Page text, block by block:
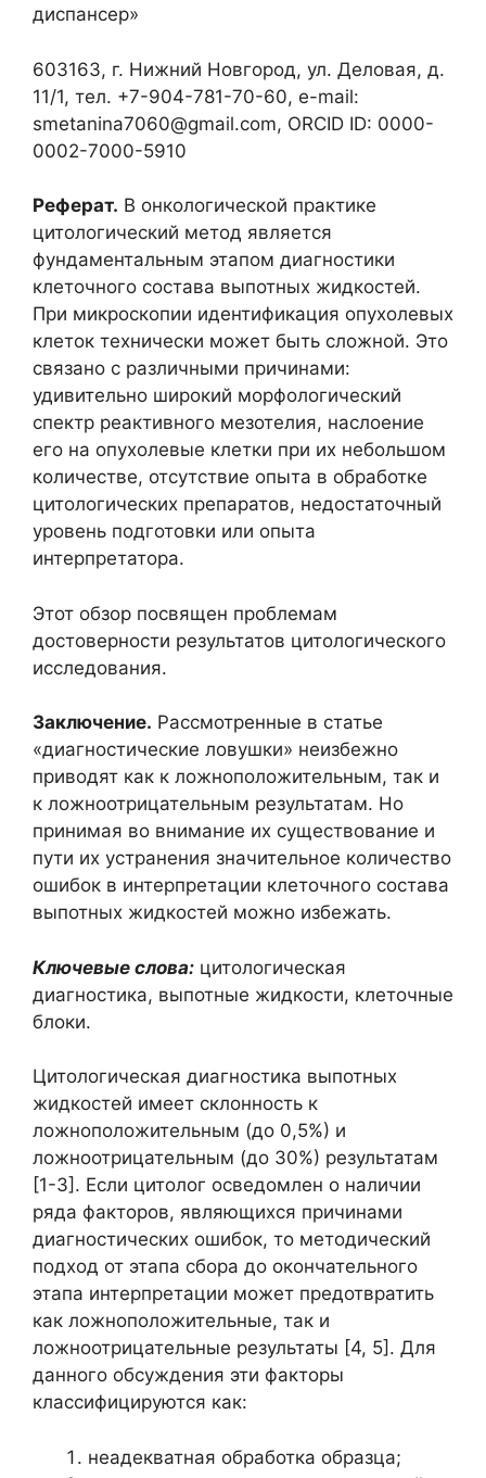
диспансер»
603163, г. Нижний Новгород, ул. Деловая, д.
11/1, тел. +7-904-781-70-60, e-mail:
smetanina7060@gmail.com, ORCID ID: 0000-
0002-7000-5910
Реферат. В онкологической практике
цитологический метод является
фундаментальным этапом диагностики
клеточного состава выпотных жидкостей.
При микроскопии идентификация опухолевых
клеток технически может быть сложной. Это
связано с различными причинами:
удивительно широкий морфологический
спектр реактивного мезотелия, наслоение
его на опухолевые клетки при их небольшом
количестве, отсутствие опыта в обработке
цитологических препаратов, недостаточный
уровень подготовки или опыта
интерпретатора.
Этот обзор посвящен проблемам
достоверности результатов цитологического
исследования.
Заключение. Рассмотренные в статье
«диагностические ловушки» неизбежно
приводят как к ложноположительным, так и
к ложноотрицательным результатам. Но
принимая во внимание их существование и
пути их устранения значительное количество
ошибок в интерпретации клеточного состава
выпотных жидкостей можно избежать.
Ключевые слова: цитологическая
диагностика, выпотные жидкости, клеточные
блоки.
Цитологическая диагностика выпотных
жидкостей имеет склонность к
ложноположительным (до 0,5%) и
ложноотрицательным (до 30%) результатам
[1-3]. Если цитолог осведомлен о наличии
ряда факторов, являющихся причинами
диагностических ошибок, то методический
подход от этапа сбора до окончательного
этапа интерпретации может предотвратить
как ложноположительные, так и
ложноотрицательные результаты [4, 5]. Для
данного обсуждения эти факторы
классифицируются как:
неадекватная обработка образца;